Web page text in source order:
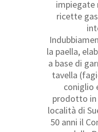
impiegate
ricette
la paella,
a base di
tavella
coniglio
prodotto in
località di
50 anni il